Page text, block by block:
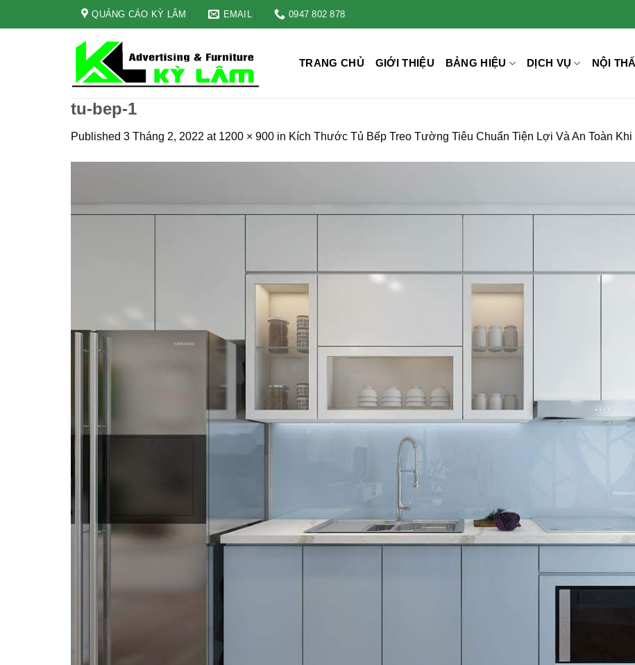
QUẢNG CÁO KỲ LÂM EMAIL 0947 802 878
TRANG CHỦ GIỚI THIỆU BẢNG HIỆU DỊCH VỤ NỘI
tu-bep-1
Published 3 Tháng 2, 2022 at 1200 × 900 in Kích Thước Tủ Bếp Treo Tường Tiêu Chuẩn Tiện Lợi Và An Toàn